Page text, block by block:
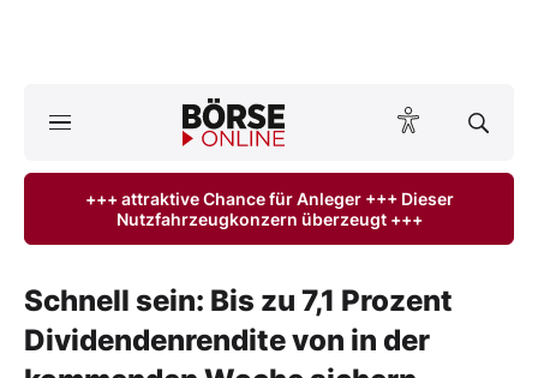
ktuelle Ausgabe BÖRSE ONLINE lesen
Anlageprodukte
Finanz-Check
+++ attraktive Chance für Anleger +++ Dieser
Nutzfahrzeugkonzern überzeugt +++
Schnell sein: Bis zu 7,1 Prozent
Dividendenrendite von in der